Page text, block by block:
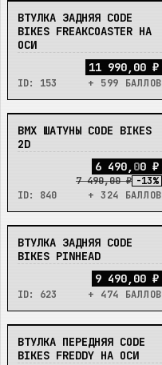
В_НАЛИЧИИ
ВТУЛКА ЗАДНЯЯ CODE
BIKES FREAKCOASTER НА
ОСИ
ID: 153
11 990,00 ₽
+ 599 БАЛЛОВ
НЕТ
BMX ШАТУНЫ CODE BIKES
2D
ID: 840
6 490,00 ₽
7 490,00 ₽ -13%
+ 324 БАЛЛОВ
НЕТ
ВТУЛКА ЗАДНЯЯ CODE
BIKES PINHEAD
ID: 623
9 490,00 ₽
+ 474 БАЛЛОВ
НЕТ
ВТУЛКА ПЕРЕДНЯЯ CODE
BIKES FREDDY НА ОСИ